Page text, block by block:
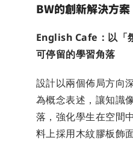
BW的創新解決方案
English Cafe：以「
可停留的學習角落
設計以兩個佈局方向
為概念表述，讓知識
落，強化學生在空間
料上採用木紋膠板飾